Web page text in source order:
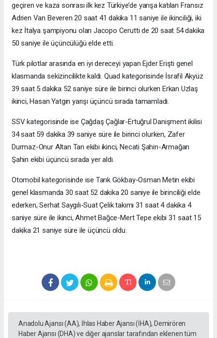
geçiren ve kaza sonrası ilk kez Türkiye’de yarışa katılan Fransız
Adrien Van Beveren 20 saat 41 dakika 11 saniye ile ikinciliği, iki
kez İtalya şampiyonu olan Jacopo Cerutti de 20 saat 54 dakika
50 saniye ile üçüncülüğü elde etti.
Türk pilotlar arasında en iyi dereceyi yapan Ejder Erişti genel
klasmanda sekizincilikte kaldı. Quad kategorisinde İsrafil Akyüz
39 saat 5 dakika 52 saniye süre ile birinci olurken Erkan Uzlaş
ikinci, Hasan Yatgın yarışı üçüncü sırada tamamladı.
SSV kategorisinde ise Çağdaş Çağlar-Ertuğrul Danişment ikilisi
34 saat 59 dakika 39 saniye süre ile birinci olurken, Zafer
Durmaz-Onur Altan Tan ekibi ikinci, Necati Şahin-Armağan
Şahin ekibi üçüncü sırada yer aldı.
Otomobil kategorisinde ise Tarık Gökbay-Osman Metin ekibi
genel klasmanda 30 saat 52 dakika 20 saniye ile birinciliği elde
ederken, Serhat Saygılı-Suat Çelik takımı 31 saat 4 dakika 4
saniye süre ile ikinci, Ahmet Bağce-Mert Tepe ekibi 31 saat 15
dakika 21 saniye süre ile üçüncü oldu.
Anadolu Ajansı (AA), İhlas Haber Ajansı (İHA), Demirören
Haber Ajansı (DHA) ve diğer ajanslar tarafından eklenen tüm